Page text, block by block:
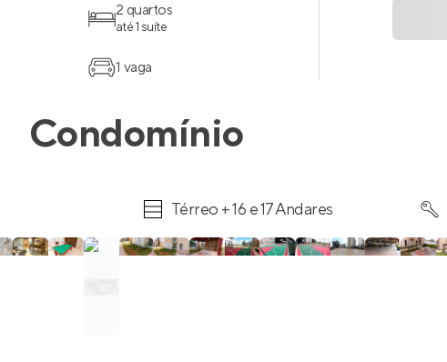
2 quartos
até 1 suíte
1 vaga
Condomínio
Térreo + 16 e 17 Andares